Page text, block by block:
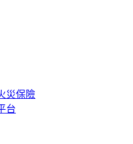
災保險
台